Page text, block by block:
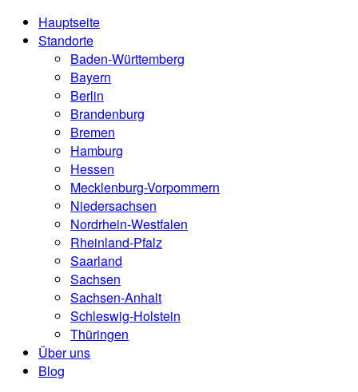
Hauptseite
Standorte
Baden-Württemberg
Bayern
Berlin
Brandenburg
Bremen
Hamburg
Hessen
Mecklenburg-Vorpommern
Niedersachsen
Nordrhein-Westfalen
Rheinland-Pfalz
Saarland
Sachsen
Sachsen-Anhalt
Schleswig-Holstein
Thüringen
Über uns
Blog